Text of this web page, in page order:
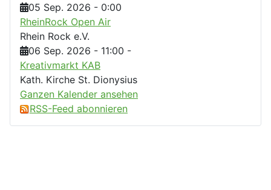
05 Sep. 2026 - 0:00
RheinRock Open Air
Rhein Rock e.V.
06 Sep. 2026 - 11:00 -
Kreativmarkt KAB
Kath. Kirche St. Dionysius
Ganzen Kalender ansehen
RSS-Feed abonnieren